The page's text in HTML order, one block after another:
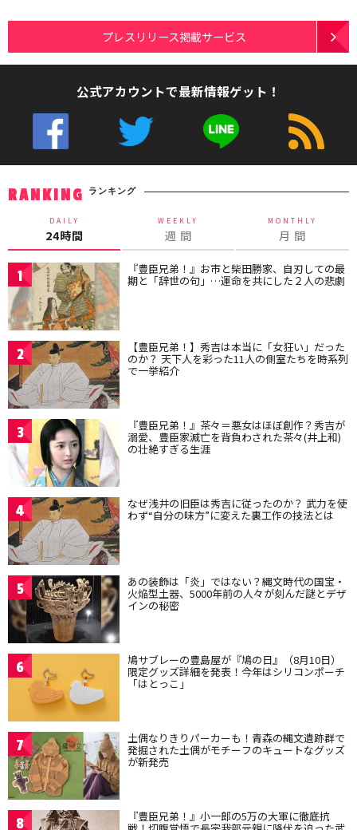
プレスリリース掲載サービス
公式アカウントで最新情報ゲット！
RANKING ランキング
DAILY
24時間
WEEKLY
週 間
MONTHLY
月 間
1 『豊臣兄弟！』お市と柴田勝家、自刃しての最
期と「辞世の句」…運命を共にした２人の悲劇
2 【豊臣兄弟！】秀吉は本当に「女狂い」だった
のか？ 天下人を彩った11人の側室たちを時系列
で一挙紹介
3 『豊臣兄弟！』茶々＝悪女はほぼ創作？秀吉が
溺愛、豊臣家滅亡を背負わされた茶々(井上和)
の壮絶すぎる生涯
4 なぜ浅井の旧臣は秀吉に従ったのか？ 武力を使
わず“自分の味方”に変えた裏工作の技法とは
5 あの装飾は「炎」ではない？縄文時代の国宝・
火焔型土器、5000年前の人々が刻んだ謎とデザ
インの秘密
6 鳩サブレーの豊島屋が『鳩の日』（8月10日）
限定グッズ詳細を発表！今年はシリコンポーチ
「はとっこ」
7 土偶なりきりパーカーも！青森の縄文遺跡群で
発掘された土偶がモチーフのキュートなグッズ
が新発売
8 『豊臣兄弟！』小一郎の5万の大軍に徹底抗